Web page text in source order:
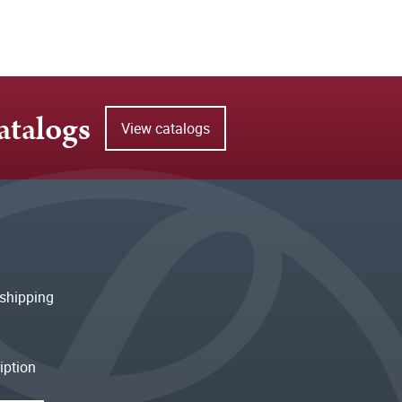
View catalogs